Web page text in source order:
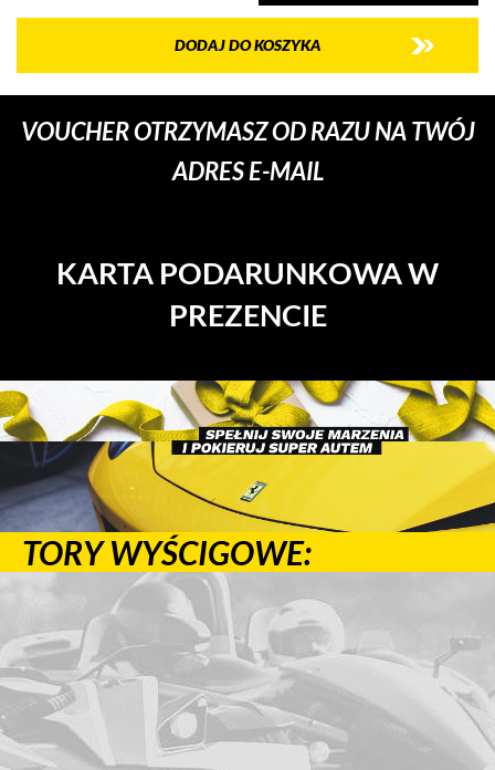
DODAJ DO KOSZYKA
VOUCHER OTRZYMASZ OD RAZU NA TWÓJ
ADRES E-MAIL
KARTA PODARUNKOWA W
PREZENCIE
TORY WYŚCIGOWE: